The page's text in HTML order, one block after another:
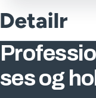
ses og